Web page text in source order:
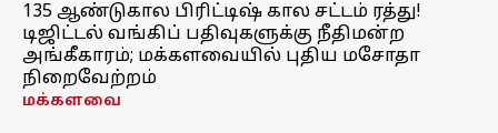
135 ஆண்டுகால பிரிட்டிஷ் கால சட்டம் ரத்து!
டிஜிட்டல் வங்கிப் பதிவுகளுக்கு நீதிமன்ற
அங்கீகாரம்; மக்களவையில் புதிய மசோதா
நிறைவேற்றம்
மக்களவை